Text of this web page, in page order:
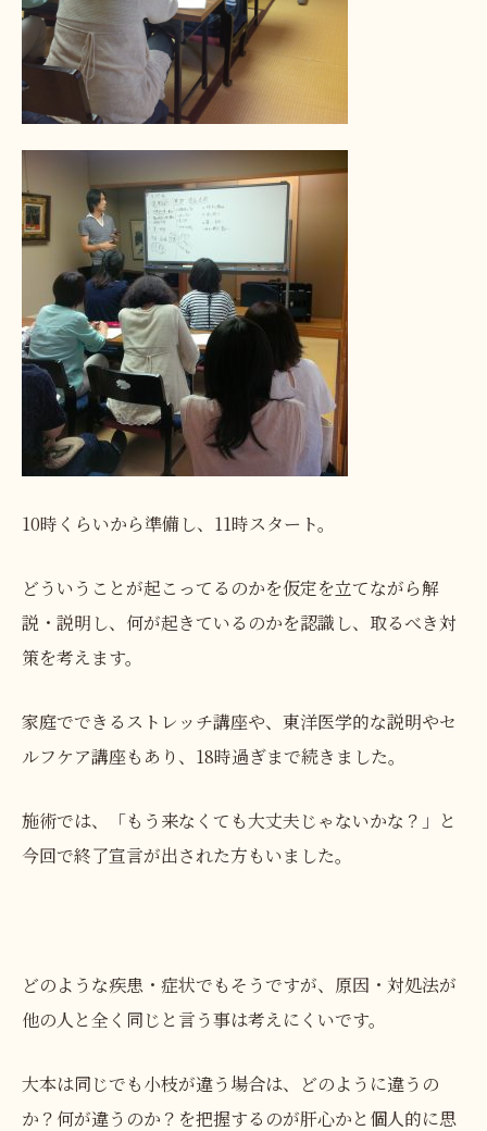
10時くらいから準備し、11時スタート。
どういうことが起こってるのかを仮定を立てながら解
説・説明し、何が起きているのかを認識し、取るべき対
策を考えます。
家庭でできるストレッチ講座や、東洋医学的な説明やセ
ルフケア講座もあり、18時過ぎまで続きました。
施術では、「もう来なくても大丈夫じゃないかな？」と
今回で終了宣言が出された方もいました。
どのような疾患・症状でもそうですが、原因・対処法が
他の人と全く同じと言う事は考えにくいです。
大本は同じでも小枝が違う場合は、どのように違うの
か？何が違うのか？を把握するのが肝心かと個人的に思